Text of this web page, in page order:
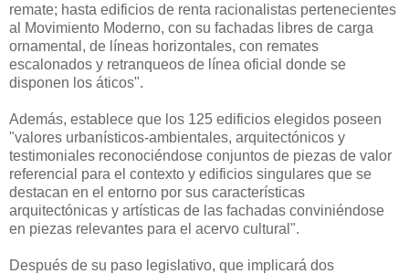
remate; hasta edificios de renta racionalistas pertenecientes
al Movimiento Moderno, con su fachadas libres de carga
ornamental, de líneas horizontales, con remates
escalonados y retranqueos de línea oficial donde se
disponen los áticos".
Además, establece que los 125 edificios elegidos poseen
"valores urbanísticos-ambientales, arquitectónicos y
testimoniales reconociéndose conjuntos de piezas de valor
referencial para el contexto y edificios singulares que se
destacan en el entorno por sus características
arquitectónicas y artísticas de las fachadas conviniéndose
en piezas relevantes para el acervo cultural".
Después de su paso legislativo, que implicará dos